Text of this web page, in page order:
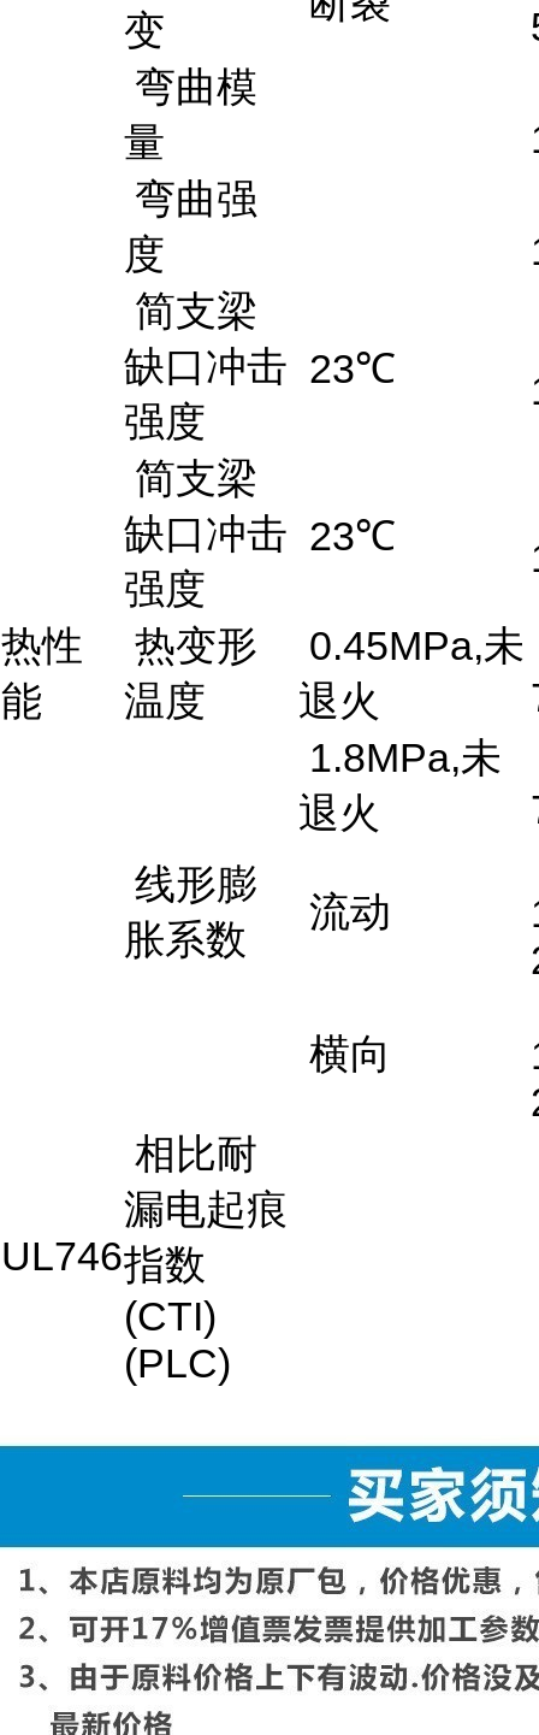
变
弯曲模
量
弯曲强
度
简支梁
缺口冲击
强度
23℃
简支梁
缺口冲击
强度
23℃
热性
能
热变形
温度
0.45MPa,未
退火
1.8MPa,未
退火
线形膨
胀系数
流动
横向
UL746
相比耐
漏电起痕
指数
(CTI)
(PLC)